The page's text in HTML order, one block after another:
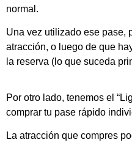
normal.
Una vez utilizado ese pase,
atracción, o luego de que
la reserva (lo que suceda
Por otro lado, tenemos el
comprar tu pase rápido
La atracción que compres